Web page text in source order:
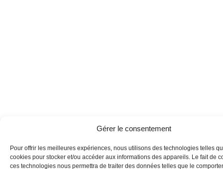
Gérer le consentement
Pour offrir les meilleures expériences, nous utilisons des technologies telles
cookies pour stocker et/ou accéder aux informations des appareils. Le fait de
ces technologies nous permettra de traiter des données telles que le